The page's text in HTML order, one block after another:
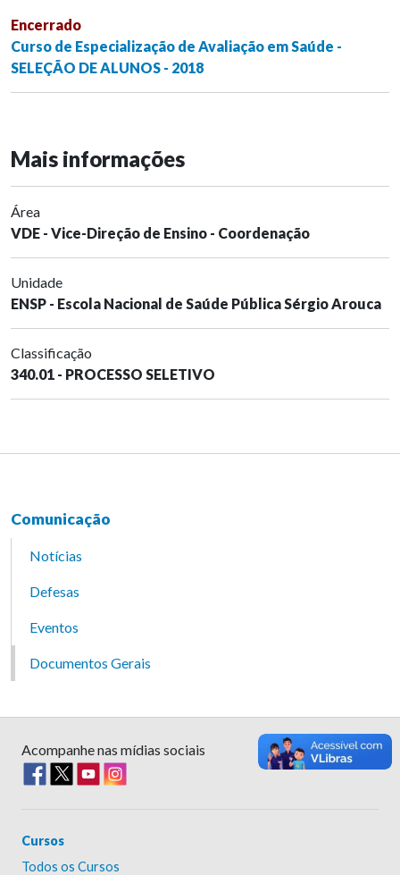
Encerrado
Curso de Especialização de Avaliação em Saúde -
SELEÇÃO DE ALUNOS - 2018
Mais informações
Área
VDE - Vice-Direção de Ensino - Coordenação
Unidade
ENSP - Escola Nacional de Saúde Pública Sérgio Arouca
Classificação
340.01 - PROCESSO SELETIVO
Comunicação
Notícias
Defesas
Eventos
Documentos Gerais
Acompanhe nas mídias sociais
Cursos
Todos os Cursos